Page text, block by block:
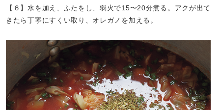
【６】水を加え、ふたをし、弱火で15〜20分煮る。アクが出て
きたら丁寧にすくい取り、オレガノを加える。